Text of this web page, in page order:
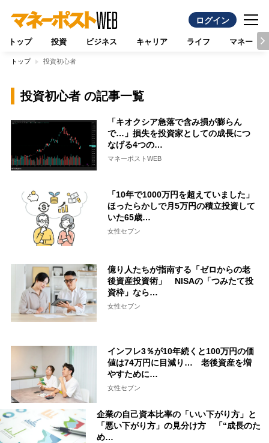
ログイン
トップ 投資 ビジネス キャリア ライフ マネー
トップ 投資初心者
投資初心者 の記事一覧
「キオクシア急落で含み損が膨らん
で…」損失を投資家としての成長につ
なげる4つの…
マネーポストWEB
「10年で1000万円を超えていました」
ほったらかしで月5万円の積立投資して
いた65歳…
女性セブン
億り人たちが指南する「ゼロからの老
後資産投資術」 NISAの「つみたて投
資枠」なら…
女性セブン
インフレ3％が10年続くと100万円の価
値は74万円に目減り… 老後資産を増
やすために…
女性セブン
企業の自己資本比率の「いい下がり方」と
「悪い下がり方」の見分け方 「“成長のた
め…